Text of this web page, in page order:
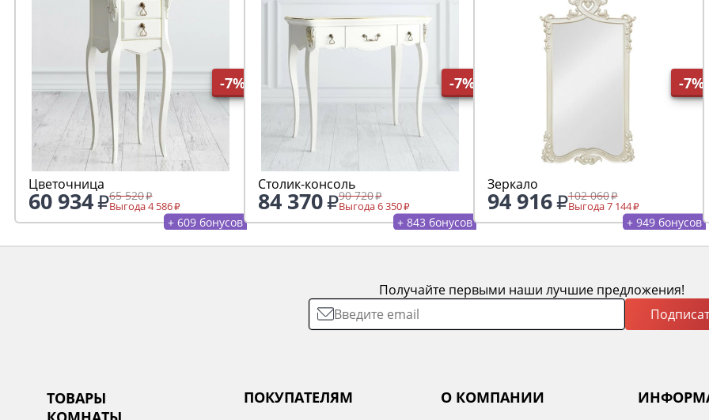
-7%
Цветочница
60 934 65 520
Выгода 4 586
+ 609 бонусов
-7%
Столик-консоль
84 370 90 720
Выгода 6 350
+ 843 бонусов
-7%
Зеркало
94 916 102 060
Выгода 7 144
+ 949 бонусов
Получайте первыми наши лучшие предложения!
ТОВАРЫ
ПОКУПАТЕЛЯМ О КОМПАНИИ